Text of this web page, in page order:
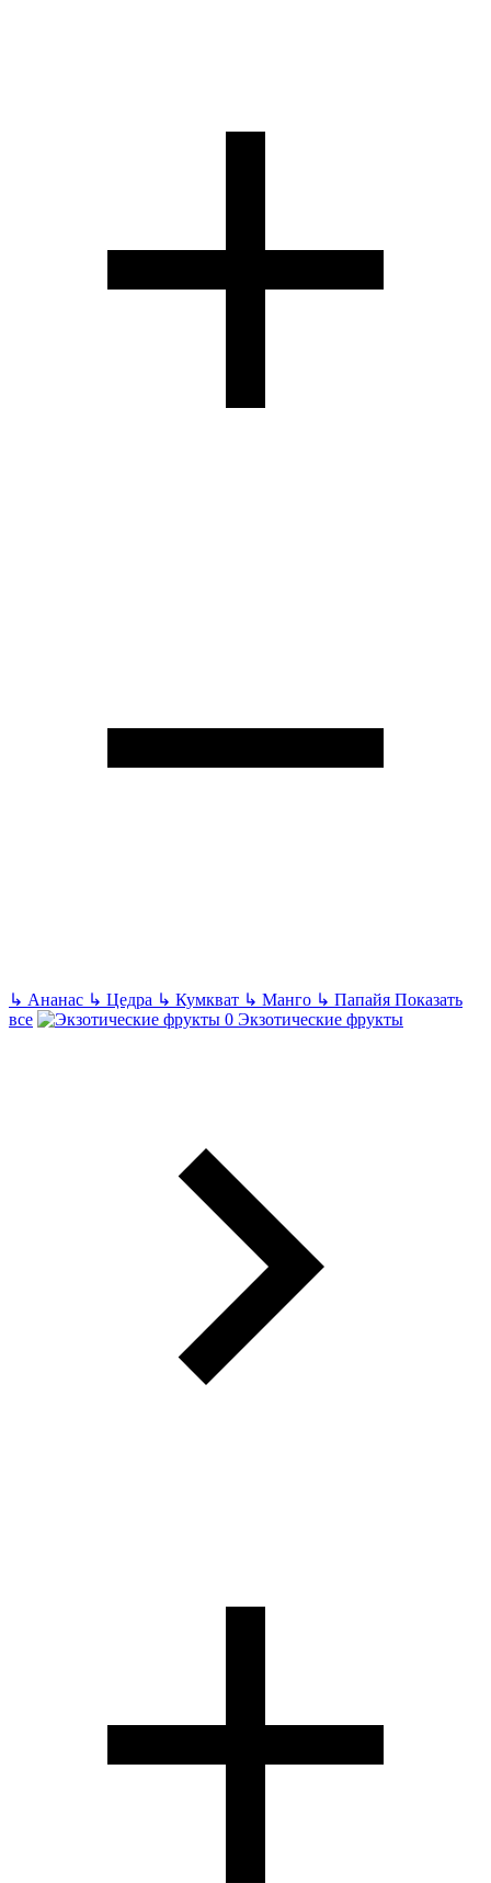
↳ Ананас ↳ Цедра ↳ Кумкват ↳ Манго ↳ Папайя Показать
все
Экзотические фрукты